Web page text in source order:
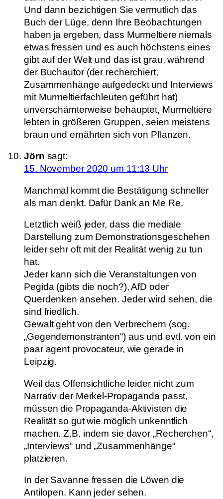
Und dann bezichtigen Sie vermutlich das
Buch der Lüge, denn Ihre Beobachtungen
haben ja ergeben, dass Murmeltiere niemals
etwas fressen und es auch höchstens eines
gibt auf der Welt und das ist grau, während
der Buchautor (der recherchiert,
Zusammenhänge aufgedeckt und Interviews
mit Murmeltierfachleuten geführt hat)
unverschämterweise behauptet, Murmeltiere
lebten in größeren Gruppen, seien meistens
braun und ernährten sich von Pflanzen.
Jörn sagt:
15. November 2020 um 11:13 Uhr
Manchmal kommt die Bestätigung schneller
als man denkt. Dafür Dank an Me Re.
Letztlich weiß jeder, dass die mediale
Darstellung zum Demonstrationsgeschehen
leider sehr oft mit der Realität wenig zu tun
hat.
Jeder kann sich die Veranstaltungen von
Pegida (gibts die noch?), AfD oder
Querdenken ansehen. Jeder wird sehen, die
sind friedlich.
Gewalt geht von den Verbrechern (sog.
„Gegendemonstranten“) aus und evtl. von ein
paar agent provocateur, wie gerade in
Leipzig.
Weil das Offensichtliche leider nicht zum
Narrativ der Merkel-Propaganda passt,
müssen die Propaganda-Aktivisten die
Realität so gut wie möglich unkenntlich
machen. Z.B. indem sie davor „Recherchen“,
„Interviews“ und „Zusammenhänge“
platzieren.
In der Savanne fressen die Löwen die
Antilopen. Kann jeder sehen.